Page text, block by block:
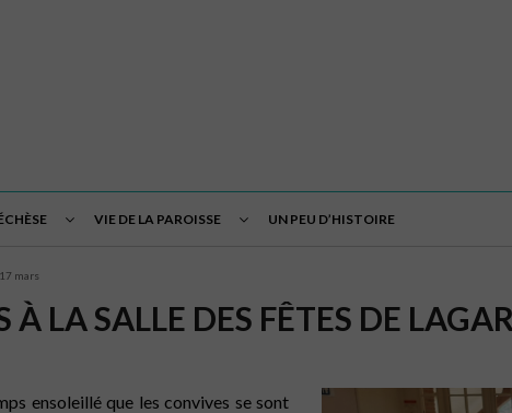
VIE DE LA PAROISSE UN PEU D’HISTOIRE
mars
À LA SALLE DES FÊTES DE
ensoleillé que les convives se sont